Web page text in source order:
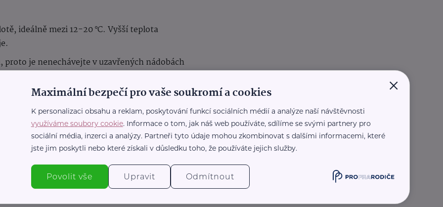
ideálně mezi 12-20 °C. Vyšší teplota
je nenechávejte v uzavřených nádobách
odděleně od ostatních plodů, abyste dosáhli co
otlaky a prodlužuje jejich trvanlivost.
fólie prodlužuje jejich čerstvost.
Vojtíšek, Masarykova univerzita, Brno
×
Maximální bezpečí pro vaše soukromí a cookies
K personalizaci obsahu a reklam, poskytování funkcí sociálních médií a analýze naší návštěvnosti
využíváme soubory cookie. Informace o tom, jak náš web používáte, sdílíme se svými partnery pro
sociální média, inzerci a analýzy. Partneři tyto údaje mohou zkombinovat s dalšími informacemi, které
jste jim poskytli nebo které získali v důsledku toho, že používáte jejich služby.
Povolit vše Upravit Odmítnout